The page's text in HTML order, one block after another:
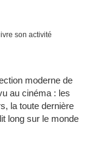
son activité
moderne de
au cinéma : les
la toute dernière
long sur le monde